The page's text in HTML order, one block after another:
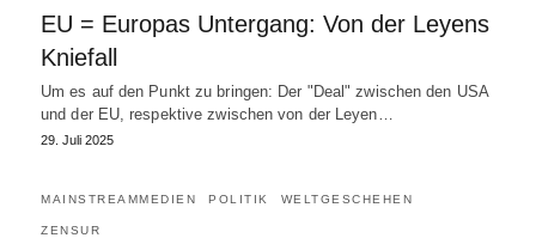
EU = Europas Untergang: Von der Leyens
Kniefall
Um es auf den Punkt zu bringen: Der "Deal" zwischen den USA
und der EU, respektive zwischen von der Leyen…
29. Juli 2025
MAINSTREAMMEDIEN POLITIK WELTGESCHEHEN
ZENSUR